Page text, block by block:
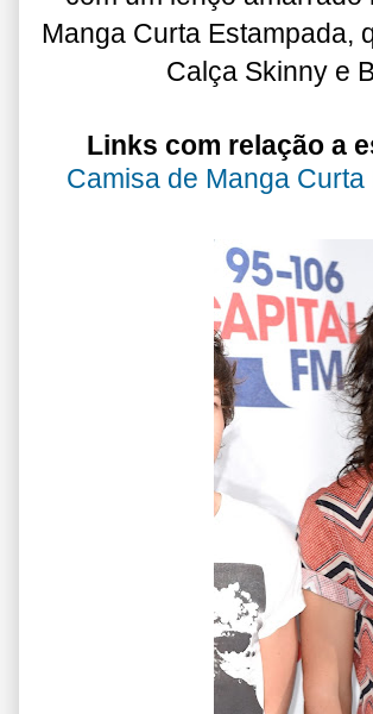
Manga Curta Estampada,
Calça Skinny e
Links com relação a
Camisa de Manga